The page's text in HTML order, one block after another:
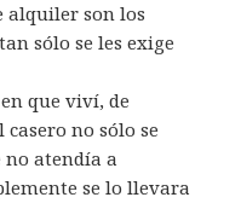
alquiler son los
sólo se les exige
que viví, de
no sólo se
no atendía a
se lo llevara